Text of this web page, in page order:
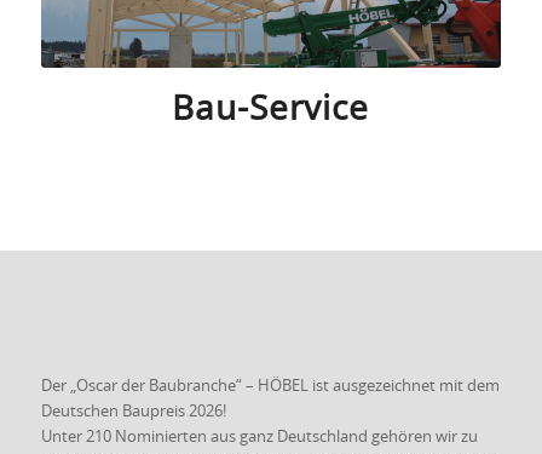
Bau-Service
Der „Oscar der Baubranche“ – HÖBEL ist ausgezeichnet mit dem
Deutschen Baupreis 2026!
Unter 210 Nominierten aus ganz Deutschland gehören wir zu